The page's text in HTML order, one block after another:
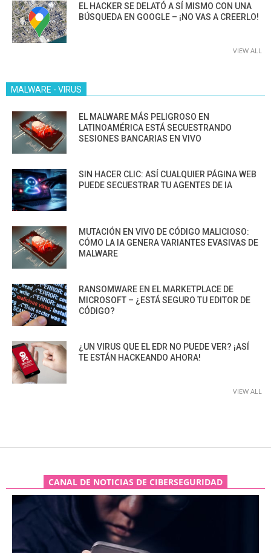
EL HACKER SE DELATÓ A SÍ MISMO CON UNA
BÚSQUEDA EN GOOGLE – ¡NO VAS A CREERLO!
VIEW ALL
MALWARE - VIRUS
EL MALWARE MÁS PELIGROSO EN
LATINOAMÉRICA ESTÁ SECUESTRANDO
SESIONES BANCARIAS EN VIVO
SIN HACER CLIC: ASÍ CUALQUIER PÁGINA WEB
PUEDE SECUESTRAR TU AGENTES DE IA
MUTACIÓN EN VIVO DE CÓDIGO MALICIOSO:
CÓMO LA IA GENERA VARIANTES EVASIVAS DE
MALWARE
RANSOMWARE EN EL MARKETPLACE DE
MICROSOFT – ¿ESTÁ SEGURO TU EDITOR DE
CÓDIGO?
¿UN VIRUS QUE EL EDR NO PUEDE VER? ¡ASÍ
TE ESTÁN HACKEANDO AHORA!
VIEW ALL
CANAL DE NOTICIAS DE CIBERSEGURIDAD